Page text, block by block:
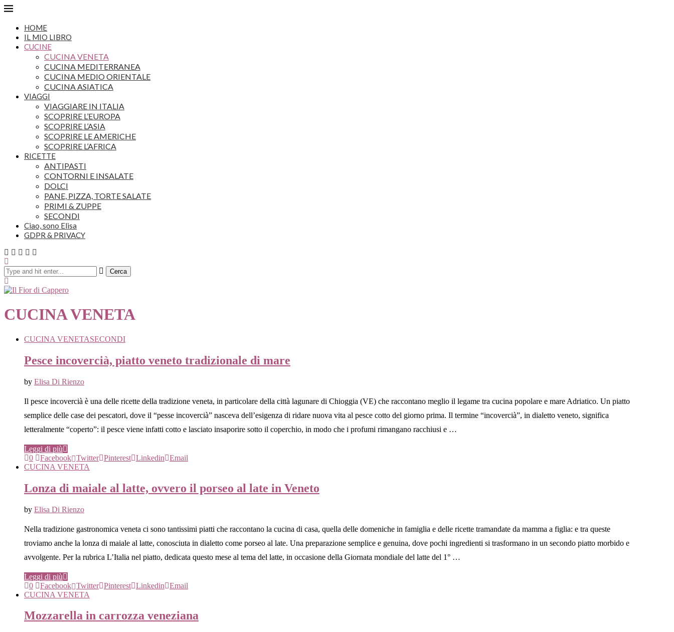
HOME
IL MIO LIBRO
CUCINE
CUCINA VENETA
CUCINA MEDITERRANEA
CUCINA MEDIO ORIENTALE
CUCINA ASIATICA
VIAGGI
VIAGGIARE IN ITALIA
SCOPRIRE L’EUROPA
SCOPRIRE L’ASIA
SCOPRIRE LE AMERICHE
SCOPRIRE L’AFRICA
RICETTE
ANTIPASTI
CONTORNI E INSALATE
DOLCI
PANE, PIZZA, TORTE SALATE
PRIMI & ZUPPE
SECONDI
Ciao, sono Elisa
GDPR & PRIVACY
Cerca
CUCINA VENETA
CUCINA VENETASECONDI
Pesce incovercià, piatto veneto tradizionale di mare
by Elisa Di Rienzo
Il pesce incovercià è una delle ricette della tradizione veneta, in particolare della città lagunare di Chioggia (VE) che raccontano meglio il legame tra cucina popolare e mare Adriatico. Un piatto
semplice delle case dei pescatori, dove il “pesse incovercià” nasceva dell’esigenza di ridare nuova vita al pesce cotto del giorno prima. Il termine “incovercià”, in dialetto veneto, significa
letteralmente “coperto”: il pesce viene infatti cotto e lasciato insaporire sotto il coperchio, in modo che i profumi rimangano racchiusi e …
Leggi di più
0
Facebook Twitter Pinterest Linkedin
Email
CUCINA VENETA
Lonza di maiale al latte, ovvero il porseo al late in Veneto
by Elisa Di Rienzo
Nella tradizione gastronomica veneta ci sono tantissimi piatti che raccontano la cucina di casa, quella delle domeniche in famiglia e delle ricette tramandate da mamma a figlia: e tra queste
troviamo anche la lonza di maiale al latte, conosciuta in dialetto come porseo al late. Una preparazione semplice e genuina, dove pochi ingredienti si trasformano in un secondo piatto morbido e
avvolgente. Per la rubrica L’Italia nel piatto, dedicata questo mese al tema del latte, in occasione della Giornata mondiale del latte del 1° …
Leggi di più
0
Facebook Twitter Pinterest Linkedin
Email
CUCINA VENETA
Mozzarella in carrozza veneziana